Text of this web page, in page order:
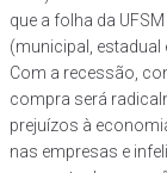
que a folha da
(municipal, estadual
Com a recessão,
compra será
prejuízos à
nas empresas e